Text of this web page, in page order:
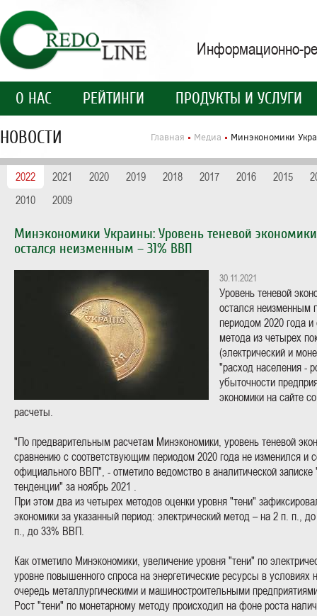
Информационно-
О НАС РЕЙТИНГИ ПРОДУКТЫ И УСЛУГИ
НОВОСТИ Главная Медиа Минэкономики
2022 2021 2020 2019 2018 2017 2016 2015
2010
2009
Минэкономики Украины: Уровень теневой экономики
остался неизменным – 31% ВВП
30.11.2021
Уровень теневой
остался неизменным
периодом 2020 года
метода из четырех
(электрический и
"расход населения -
убыточности
экономики на сайте
расчеты.
"По предварительным расчетам Минэкономики, уровень теневой
сравнению с соответствующим периодом 2020 года не изменился и
официального ВВП", - отметило ведомство в аналитической
тенденции" за ноябрь 2021 .
При этом два из четырех методов оценки уровня "тени"
экономики за указанный период: электрический метод – на 2 п. п.,
п., до 33% ВВП.
Как отметило Минэкономики, увеличение уровня "тени" по
уровне повышенного спроса на энергетические ресурсы в
очередь металлургическими и машиностроительными
Рост "тени" по монетарному методу происходил на фоне роста